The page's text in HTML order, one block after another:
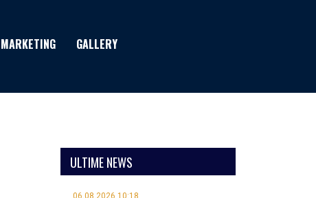
Seduta pomeridiana a Martignano - US Lecce
Domani mattina test in famiglia con la Primavera - US Lecce
MARKETING GALLERY
ULTIME NEWS